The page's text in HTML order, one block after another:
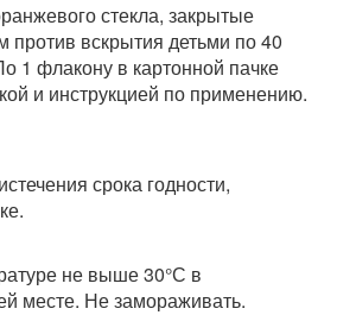
стекла, закрытые
против вскрытия детьми по 40
1 флакону в картонной пачке
и инструкцией по применению.
срока годности,
не выше 30°С в
месте. Не замораживать.